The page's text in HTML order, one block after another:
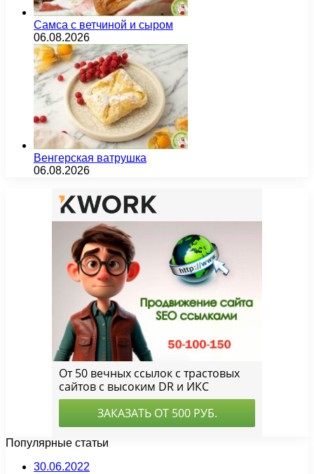
Самса с ветчиной и сыром
06.08.2026
Венгерская ватрушка
06.08.2026
Популярные статьи
30.06.2022